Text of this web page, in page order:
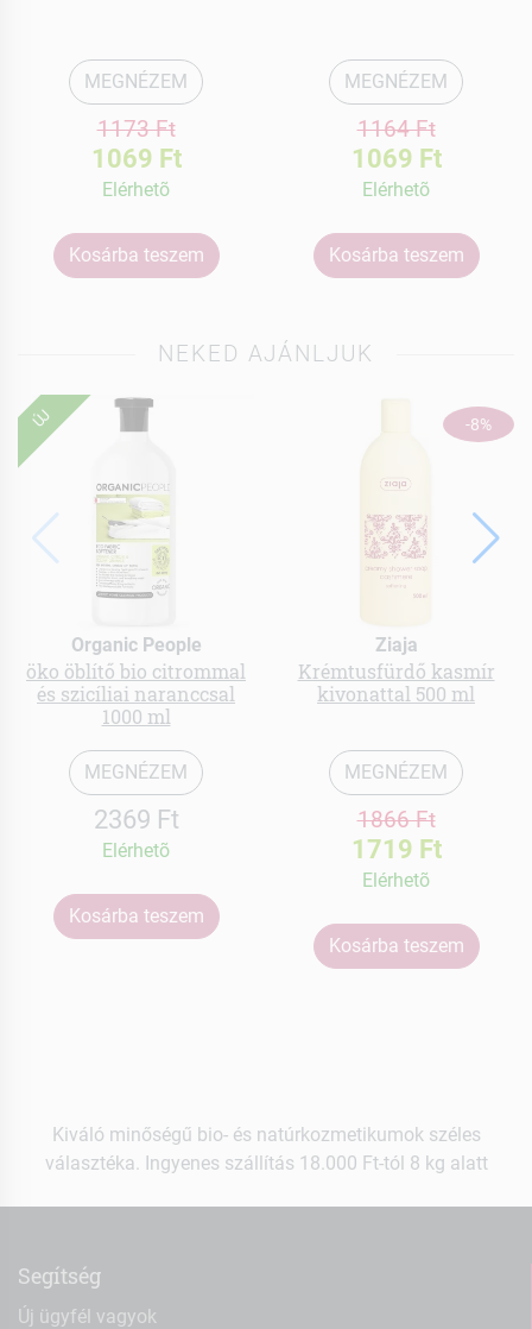
MEGNÉZEM
1173 Ft
1069 Ft
Elérhetõ
Kosárba teszem
MEGNÉZEM
1164 Ft
1069 Ft
Elérhetõ
Kosárba teszem
NEKED AJÁNLJUK
ÚJ
Organic People
öko öblítő bio citrommal
és szicíliai naranccsal
1000 ml
MEGNÉZEM
2369 Ft
Elérhetõ
Kosárba teszem
-8%
Ziaja
Krémtusfürdő kasmír
kivonattal 500 ml
MEGNÉZEM
1866 Ft
1719 Ft
Elérhetõ
Kosárba teszem
Kiváló minőségű bio- és natúrkozmetikumok széles
választéka. Ingyenes szállítás 18.000 Ft-tól 8 kg alatt
Segítség
Új ügyfél vagyok